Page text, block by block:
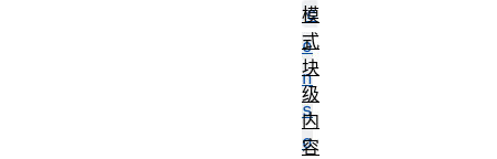
c
o
n
s
o
模
式
块
级
内
容